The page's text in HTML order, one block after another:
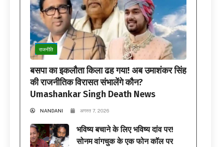
राजनीति
बसपा का इकलौता किला ढह गया! अब उमाशंकर सिंह
की राजनीतिक विरासत संभालेंगे कौन?
Umashankar Singh Death News
NANDANI अगस्त 7, 2026
भविष्य बचाने के लिए भविष्य दांव पर!
सोनम वांगचुक के एक फोन कॉल पर